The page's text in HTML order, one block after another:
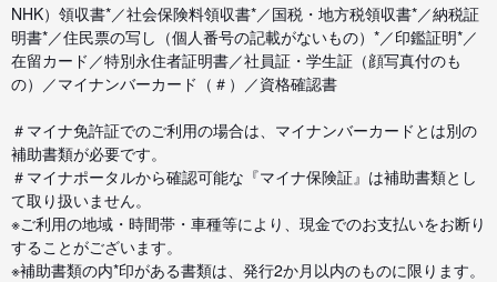
NHK）領収書*／社会保険料領収書*／国税・地方税領収書*／納税証
明書*／住民票の写し（個人番号の記載がないもの）*／印鑑証明*／
在留カード／特別永住者証明書／社員証・学生証（顔写真付のも
の）／マイナンバーカード（＃）／資格確認書
＃マイナ免許証でのご利用の場合は、マイナンバーカードとは別の
補助書類が必要です。
＃マイナポータルから確認可能な『マイナ保険証』は補助書類とし
て取り扱いません。
※ご利用の地域・時間帯・車種等により、現金でのお支払いをお断り
することがございます。
※補助書類の内*印がある書類は、発行2か月以内のものに限ります。